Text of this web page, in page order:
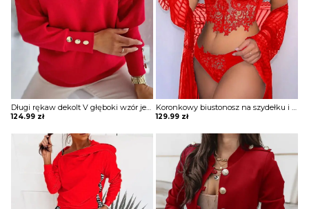
BLUZY
SWETRY
BIELIZNA
124.99 zł 129.99 zł